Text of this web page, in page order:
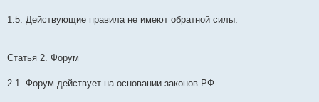
1.5. Действующие правила не имеют обратной силы.
Статья 2. Форум
2.1. Форум действует на основании законов РФ.